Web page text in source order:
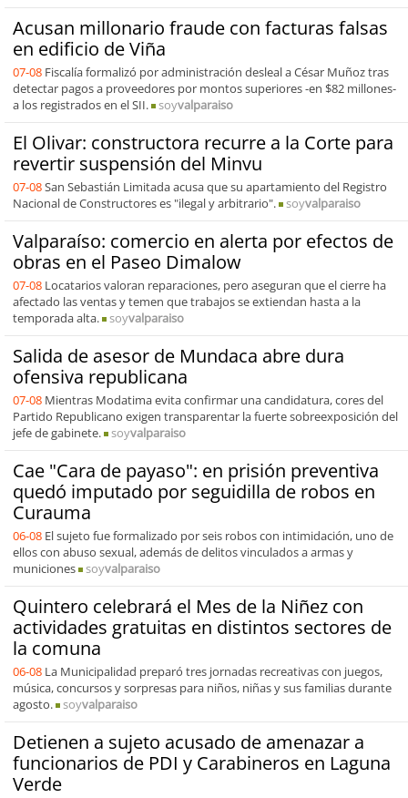
Acusan millonario fraude con facturas falsas
en edificio de Viña
07-08 Fiscalía formalizó por administración desleal a César Muñoz tras
detectar pagos a proveedores por montos superiores -en $82 millones-
a los registrados en el SII.
soyvalparaiso
El Olivar: constructora recurre a la Corte para
revertir suspensión del Minvu
07-08San Sebastián Limitada acusa que su apartamiento del Registro
Nacional de Constructores es "ilegal y arbitrario".
soyvalparaiso
Valparaíso: comercio en alerta por efectos de
obras en el Paseo Dimalow
07-08 Locatarios valoran reparaciones, pero aseguran que el cierre ha
afectado las ventas y temen que trabajos se extiendan hasta a la
temporada alta.
soyvalparaiso
Salida de asesor de Mundaca abre dura
ofensiva republicana
07-08 Mientras Modatima evita confirmar una candidatura, cores del
Partido Republicano exigen transparentar la fuerte sobreexposición del
jefe de gabinete.
soyvalparaiso
Cae "Cara de payaso": en prisión preventiva
quedó imputado por seguidilla de robos en
Curauma
06-08 El sujeto fue formalizado por seis robos con intimidación, uno de
ellos con abuso sexual, además de delitos vinculados a armas y
municiones
soyvalparaiso
Quintero celebrará el Mes de la Niñez con
actividades gratuitas en distintos sectores de
la comuna
06-08 La Municipalidad preparó tres jornadas recreativas con juegos,
música, concursos y sorpresas para niños, niñas y sus familias durante
agosto.
soyvalparaiso
Detienen a sujeto acusado de amenazar a
funcionarios de PDI y Carabineros en Laguna
Verde